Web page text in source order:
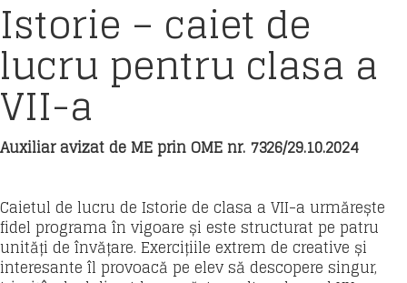
Istorie – caiet de
lucru pentru clasa a
VII-a
Auxiliar avizat de ME prin OME nr. 7326/29.10.2024
Caietul de lucru de Istorie de clasa a VII-a urmărește
fidel programa în vigoare și este structurat pe patru
unități de învățare. Exercițiile extrem de creative și
interesante îl provoacă pe elev să descopere singur,